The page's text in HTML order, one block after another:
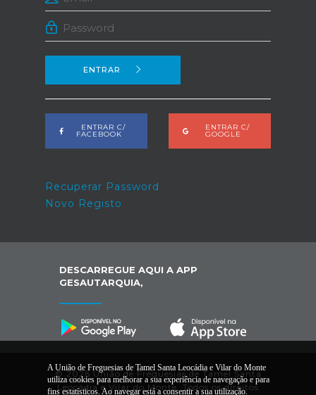
ENTRAR
ENTRAR C/
FACEBOOK
ENTRAR C/
GOOGLE
Recuperar Password
Novo Registo
DESCARREGUE AQUI A APP
GESAUTARQUIA,
© 2026 União de Freguesias de Tamel Santa
Leocádia e Vilar do Monte. Todos os direitos
A União de Freguesias de Tamel Santa Leocádia e Vilar do Monte
utiliza cookies para melhorar a sua experiência de navegação e para
fins estatísticos. Ao navegar está a consentir a sua utilização.